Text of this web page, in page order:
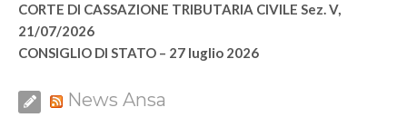
CORTE DI CASSAZIONE TRIBUTARIA CIVILE Sez. V,
21/07/2026
CONSIGLIO DI STATO – 27 luglio 2026
News Ansa